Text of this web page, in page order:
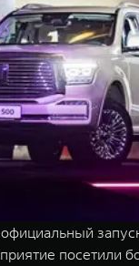
TANK
TANK
посетили